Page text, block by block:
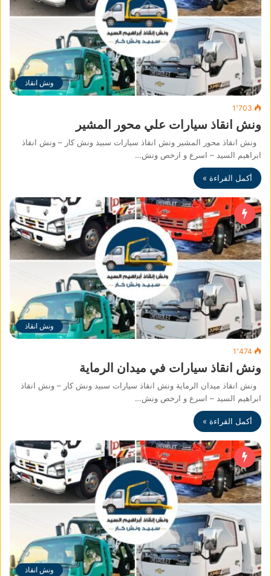
ونش انقاذ
1٬703
ونش انقاذ سيارات علي محور المشير
ونش انقاذ محور المشير ونش انقاذ سيارات سبيد ونش كار – ونش انقاذ
ابراهيم السيد – اسرع و ارخص ونش…
أكمل القراءة »
ونش انقاذ
1٬474
ونش انقاذ سيارات في ميدان الرماية
ونش انقاذ ميدان الرماية ونش انقاذ سيارات سبيد ونش كار – ونش انقاذ
ابراهيم السيد – اسرع و ارخص ونش…
أكمل القراءة »
ونش انقاذ